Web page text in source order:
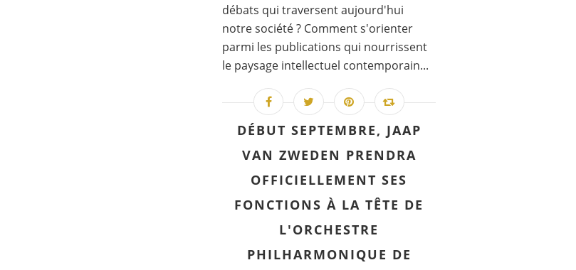
débats qui traversent aujourd'hui
notre société ? Comment s'orienter
parmi les publications qui nourrissent
le paysage intellectuel contemporain...
DÉBUT SEPTEMBRE, JAAP
VAN ZWEDEN PRENDRA
OFFICIELLEMENT SES
FONCTIONS À LA TÊTE DE
L'ORCHESTRE
PHILHARMONIQUE DE